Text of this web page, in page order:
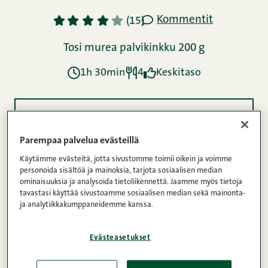
1 2 3 4 5 (15) Kommentit
Tosi murea palvikinkku 200 g
1h 30min 4 Keskitaso
Ohje
Ravintosisältö
Uuniperunat ovat maukas vaihtoehto sekä
Parempaa palvelua evästeillä
Käytämme evästeitä, jotta sivustomme toimii oikein ja voimme
personoida sisältöä ja mainoksia, tarjota sosiaalisen median
ominaisuuksia ja analysoida tietoliikennettä. Jaamme myös tietoja
tavastasi käyttää sivustoamme sosiaalisen median sekä mainonta-
ja analytiikkakumppaneidemme kanssa.
Evästeasetukset